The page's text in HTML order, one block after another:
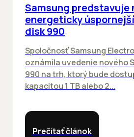
Samsung predstavuje
energeticky úspornejší
disk 990
Spoločnosť Samsung
oznámila uvedenie nového
990 na trh, ktorý bude
kapacitou 1 TB alebo 2...
Prečítať článok